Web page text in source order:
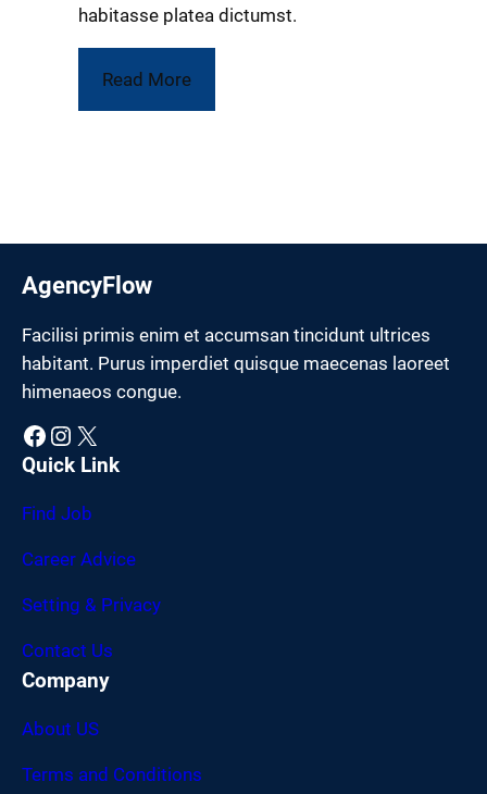
habitasse platea dictumst.
Read More
AgencyFlow
Facilisi primis enim et accumsan tincidunt ultrices
habitant. Purus imperdiet quisque maecenas laoreet
himenaeos congue.
Facebook Instagram X
Quick Link
Find Job
Career Advice
Setting & Privacy
Contact Us
Company
About US
Terms and Conditions